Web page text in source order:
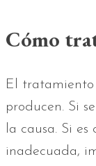
Cómo
El tratamiento
producen. Si
la causa. Si
inadecuada,